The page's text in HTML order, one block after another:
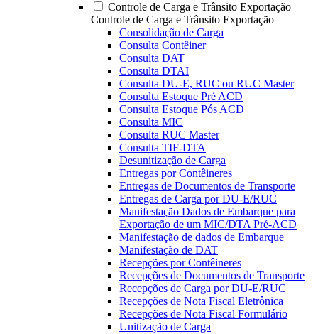
Controle de Carga e Trânsito Exportação
Controle de Carga e Trânsito Exportação
Consolidação de Carga
Consulta Contêiner
Consulta DAT
Consulta DTAI
Consulta DU-E, RUC ou RUC Master
Consulta Estoque Pré ACD
Consulta Estoque Pós ACD
Consulta MIC
Consulta RUC Master
Consulta TIF-DTA
Desunitização de Carga
Entregas por Contêineres
Entregas de Documentos de Transporte
Entregas de Carga por DU-E/RUC
Manifestação Dados de Embarque para
Exportação de um MIC/DTA Pré-ACD
Manifestação de dados de Embarque
Manifestação de DAT
Recepções por Contêineres
Recepções de Documentos de Transporte
Recepções de Carga por DU-E/RUC
Recepções de Nota Fiscal Eletrônica
Recepções de Nota Fiscal Formulário
Unitização de Carga